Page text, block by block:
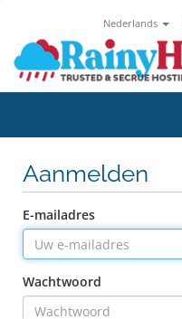
Nederlands
Aanmelden
E-mailadres
Wachtwoord